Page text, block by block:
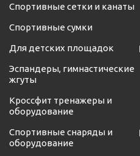
Спортивные cетки и канаты
Спортивные сумки
Для детских площадок
Эспандеры, гимнастические
жгуты
Кроссфит тренажеры и
оборудование
Спортивные снаряды и
оборудование